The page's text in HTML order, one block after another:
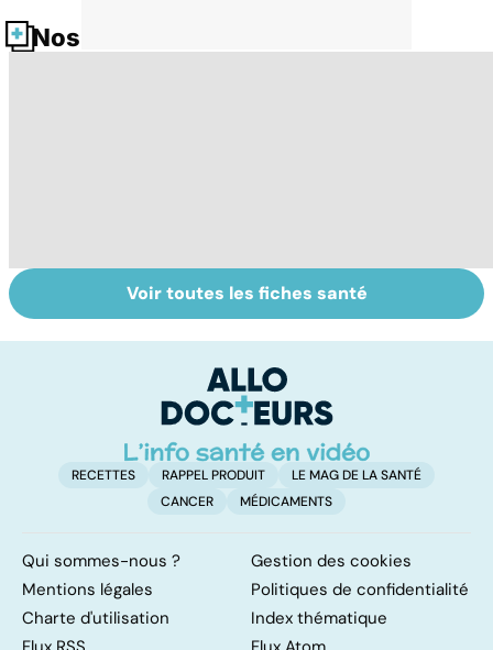
Nos fiches santé
Fin de vie : de la
loi Leonetti à
Faire du sport à
domicile, c'est
Voir toutes les fiches santé
RECETTES RAPPEL PRODUIT
LE MAG DE LA SANTÉ
CANCER
MÉDICAMENTS
Qui sommes-nous ?
Gestion des cookies
Mentions légales
Politiques de confidentialité
Charte d'utilisation
Index thématique